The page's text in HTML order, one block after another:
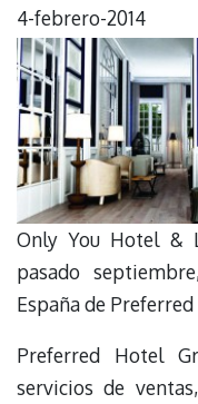
4-febrero-2014
Only You Hotel &
pasado
España de
Preferred Hotel
servicios de ventas,